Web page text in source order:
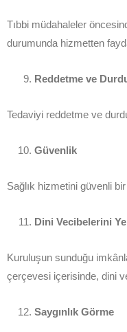
Tıbbi müdahaleler
durumunda hizmetten
Reddetme ve
Tedaviyi reddetme ve
Güvenlik
Sağlık hizmetini güvenli
Dini Vecibelerini
Kuruluşun sunduğu
çerçevesi içerisinde, dini
Saygınlık Görme